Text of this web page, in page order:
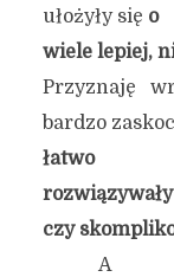
ułożyły się o
wiele lepiej,
Przyznaję
bardzo
łatwo
czy
A